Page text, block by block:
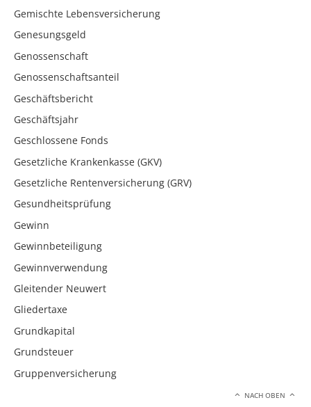
Gemischte Lebensversicherung
Genesungsgeld
Genossenschaft
Genossenschaftsanteil
Geschäftsbericht
Geschäftsjahr
Geschlossene Fonds
Gesetzliche Krankenkasse (GKV)
Gesetzliche Rentenversicherung (GRV)
Gesundheitsprüfung
Gewinn
Gewinnbeteiligung
Gewinnverwendung
Gleitender Neuwert
Gliedertaxe
Grundkapital
Grundsteuer
Gruppenversicherung
NACH OBEN